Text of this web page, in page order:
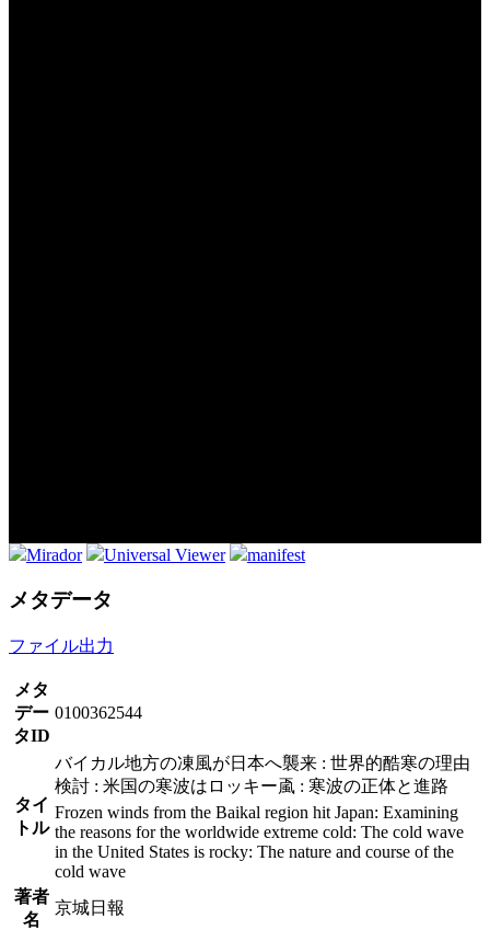
Mirador Universal Viewer manifest
メタデータ
ファイル出力
メタ
デー
タID
0100362544
タイ
トル
バイカル地方の凍風が日本へ襲来 : 世界的酷寒の理由
検討 : 米国の寒波はロッキー颪 : 寒波の正体と進路
Frozen winds from the Baikal region hit Japan: Examining
the reasons for the worldwide extreme cold: The cold wave
in the United States is rocky: The nature and course of the
cold wave
著者
名
京城日報